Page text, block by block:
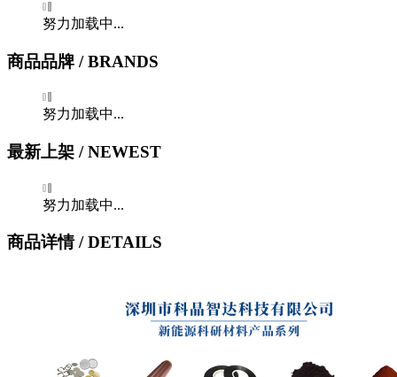
努力加载中...
商品品牌 / BRANDS
努力加载中...
最新上架 / NEWEST
努力加载中...
商品详情/ DETAILS